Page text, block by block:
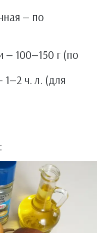
— по
— 100—150 г (по
1—2 ч. л. (для